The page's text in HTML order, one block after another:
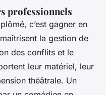
professionnels
c’est gagner en
la gestion de
des conflits et le
leur matériel, leur
théâtrale. Un